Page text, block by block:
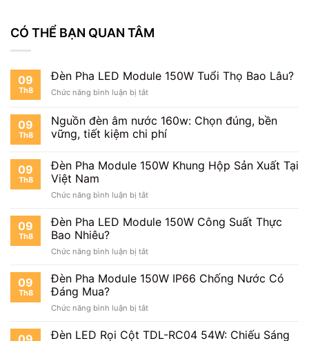
CÓ THỂ BẠN QUAN TÂM
09
Th8
Đèn Pha LED Module 150W Tuổi Thọ Bao Lâu?
Chức năng bình luận bị tắtở
Pha
LED
Module
Tuổi
Lâu?
09
Th8
Nguồn đèn âm nước 160w: Chọn đúng, bền
vững, tiết kiệm chi phí
09
Th8
Đèn Pha Module 150W Khung Hộp Sản Xuất Tại
Việt Nam
Chức năng bình luận bị tắtở
Pha
Module
Khung
Sản
Việt
09
Th8
Đèn Pha LED Module 150W Công Suất Thực
Bao Nhiêu?
Chức năng bình luận bị tắtở
Pha
LED
150W
Suất
09
Th8
Đèn Pha Module 150W IP66 Chống Nước Có
Đáng Mua?
Chức năng bình luận bị tắtở
Pha
Đèn LED Rọi Cột TDL-RC04 54W: Chiếu Sáng